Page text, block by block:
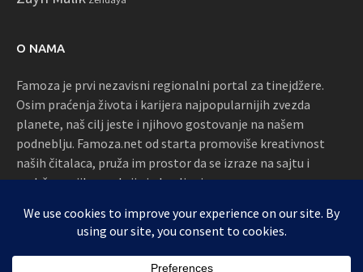
O NAMA
Famoza je prvi nezavisni regionalni portal za tinejdžere.
Osim praćenja života i karijera najpopularnijih zvezda
planete, naš cilj jeste i njihovo gostovanje na našem
podneblju. Famoza.net od starta promoviše kreativnost
naših čitalaca, pruža im prostor da se izraze na sajtu i
podržava njihove akcije i okupljanja